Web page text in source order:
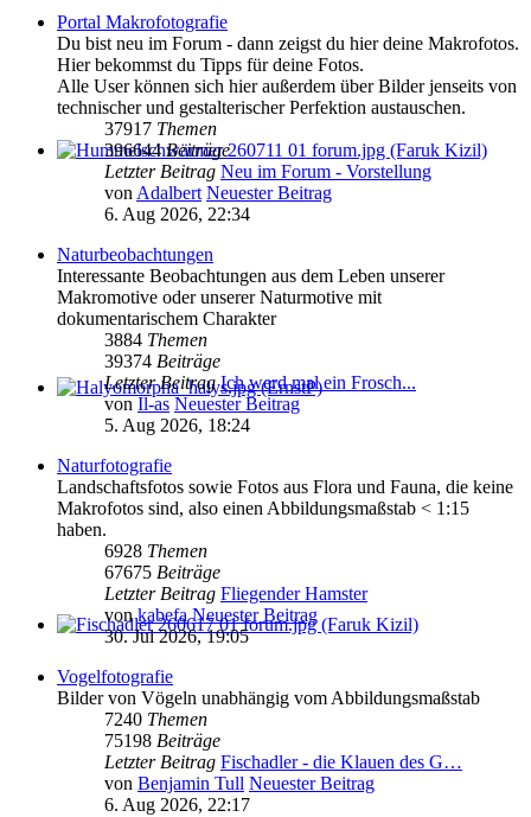
Portal Makrofotografie
Du bist neu im Forum - dann zeigst du hier deine Makrofotos.
Hier bekommst du Tipps für deine Fotos.
Alle User können sich hier außerdem über Bilder jenseits von
technischer und gestalterischer Perfektion austauschen.
37917 Themen
396644Beiträge
Letzter Beitrag Neu im Forum - Vorstellung
von Adalbert Neuester Beitrag
6. Aug 2026, 22:34
Naturbeobachtungen
Interessante Beobachtungen aus dem Leben unserer
Makromotive oder unserer Naturmotive mit
dokumentarischem Charakter
3884 Themen
39374 Beiträge
Letzter Beitrag Ich werd mal ein Frosch...
von Il-as Neuester Beitrag
5. Aug 2026, 18:24
Naturfotografie
Landschaftsfotos sowie Fotos aus Flora und Fauna, die keine
Makrofotos sind, also einen Abbildungsmaßstab < 1:15
haben.
6928 Themen
67675 Beiträge
Letzter Beitrag Fliegender Hamster
vonkabefa Neuester Beitrag
30. Jul 2026, 19:05
Vogelfotografie
Bilder von Vögeln unabhängig vom Abbildungsmaßstab
7240 Themen
75198 Beiträge
Letzter Beitrag Fischadler - die Klauen des G…
von Benjamin Tull Neuester Beitrag
6. Aug 2026, 22:17